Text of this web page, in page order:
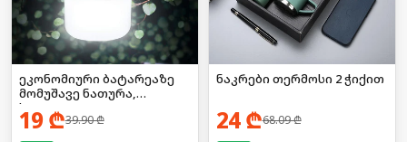
ეკონომიური ბატარეაზე
მომუშავე ნათურა,
საკიდით
19 ₾39.90₾
ნაკრები თერმოსი 2 ჭიქით
24₾68.09₾